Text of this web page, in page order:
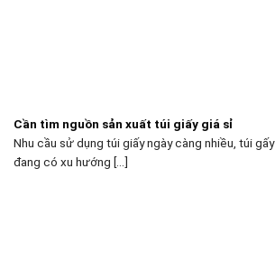
Cần tìm nguồn sản xuất túi giấy giá sỉ
Nhu cầu sử dụng túi giấy ngày càng nhiều, túi gấy
đang có xu hướng [...]